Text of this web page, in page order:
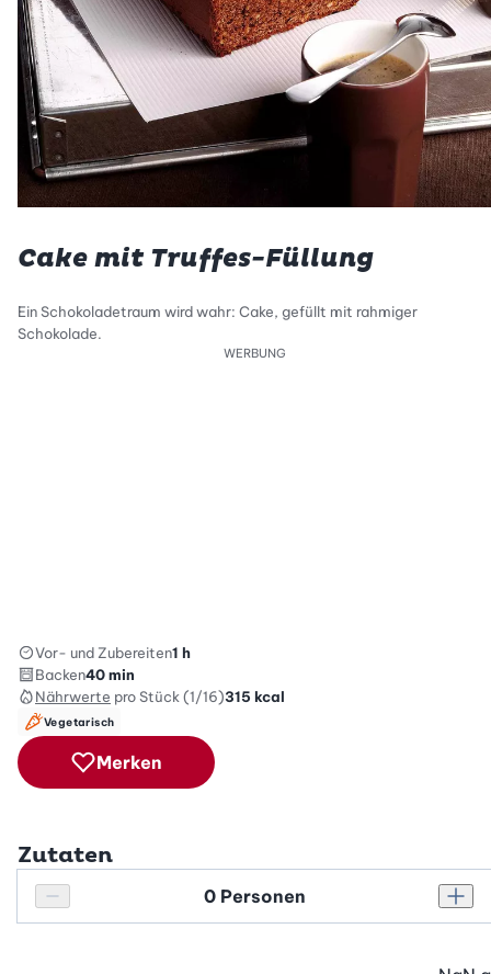
Cake mit Truffes-Füllung
Ein Schokoladetraum wird wahr: Cake, gefüllt mit rahmiger
Schokolade.
WERBUNG
Vor- und Zubereiten1 h
Backen40 min
Nährwerte pro Stück (1/16)315 kcal
Vegetarisch
Merken
Zutaten
Personenanzahl verringern
Personenanzahl